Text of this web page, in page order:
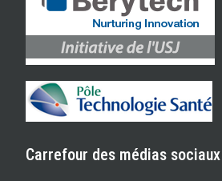
Carrefour des médias sociaux